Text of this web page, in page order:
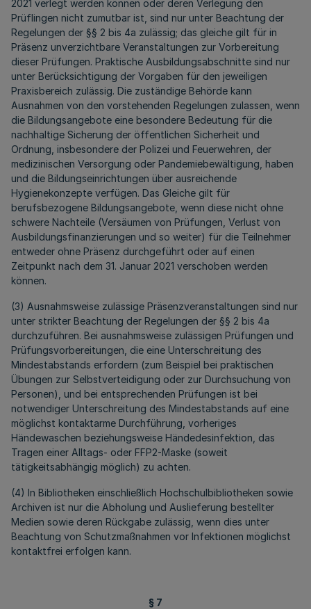
2021 verlegt werden können oder deren Verlegung den
Prüflingen nicht zumutbar ist, sind nur unter Beachtung der
Regelungen der §§ 2 bis 4a zulässig; das gleiche gilt für in
Präsenz unverzichtbare Veranstaltungen zur Vorbereitung
dieser Prüfungen. Praktische Ausbildungsabschnitte sind nur
unter Berücksichtigung der Vorgaben für den jeweiligen
Praxisbereich zulässig. Die zuständige Behörde kann
Ausnahmen von den vorstehenden Regelungen zulassen, wenn
die Bildungsangebote eine besondere Bedeutung für die
nachhaltige Sicherung der öffentlichen Sicherheit und
Ordnung, insbesondere der Polizei und Feuerwehren, der
medizinischen Versorgung oder Pandemiebewältigung, haben
und die Bildungseinrichtungen über ausreichende
Hygienekonzepte verfügen. Das Gleiche gilt für
berufsbezogene Bildungsangebote, wenn diese nicht ohne
schwere Nachteile (Versäumen von Prüfungen, Verlust von
Ausbildungsfinanzierungen und so weiter) für die Teilnehmer
entweder ohne Präsenz durchgeführt oder auf einen
Zeitpunkt nach dem 31. Januar 2021 verschoben werden
können.
(3) Ausnahmsweise zulässige Präsenzveranstaltungen sind nur
unter strikter Beachtung der Regelungen der §§ 2 bis 4a
durchzuführen. Bei ausnahmsweise zulässigen Prüfungen und
Prüfungsvorbereitungen, die eine Unterschreitung des
Mindestabstands erfordern (zum Beispiel bei praktischen
Übungen zur Selbstverteidigung oder zur Durchsuchung von
Personen), und bei entsprechenden Prüfungen ist bei
notwendiger Unterschreitung des Mindestabstands auf eine
möglichst kontaktarme Durchführung, vorheriges
Händewaschen beziehungsweise Händedesinfektion, das
Tragen einer Alltags- oder FFP2-Maske (soweit
tätigkeitsabhängig möglich) zu achten.
(4) In Bibliotheken einschließlich Hochschulbibliotheken sowie
Archiven ist nur die Abholung und Auslieferung bestellter
Medien sowie deren Rückgabe zulässig, wenn dies unter
Beachtung von Schutzmaßnahmen vor Infektionen möglichst
kontaktfrei erfolgen kann.
§ 7